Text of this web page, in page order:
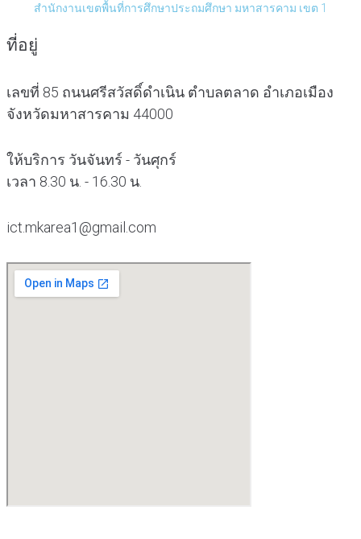
สำนักงานเขตพื้นที่การศึกษาประถมศึกษา มหาสารคาม เขต 1
ที่อยู่
เลขที่ 85 ถนนศรีสวัสดิ์ดำเนิน ตำบลตลาด อำเภอเมือง
จังหวัดมหาสารคาม 44000
ให้บริการ วันจันทร์ - วันศุกร์
เวลา 8.30 น. - 16.30 น.
ict.mkarea1@gmail.com